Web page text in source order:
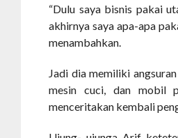
“Dulu saya bisnis pakai
akhirnya saya apa-apa
menambahkan.
Jadi dia memiliki
mesin cuci, dan mobil
menceritakan kembali